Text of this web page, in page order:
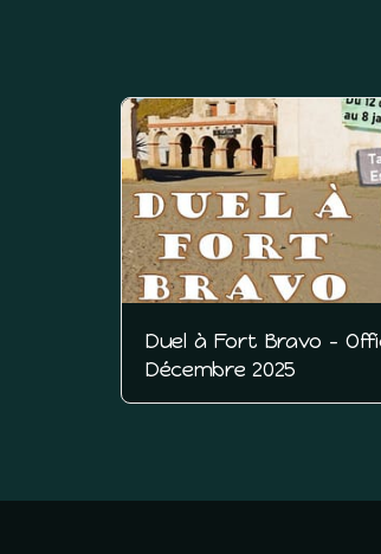
Duel à Fort Bravo -
Décembre 2025